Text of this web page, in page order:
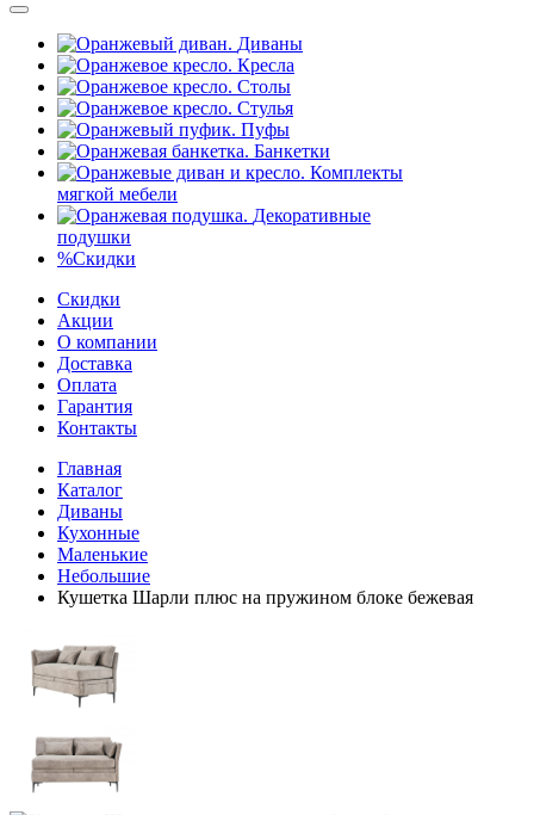
Диваны
Кресла
Столы
Стулья
Пуфы
Банкетки
Комплекты
мягкой мебели
Декоративные
подушки
%Скидки
Скидки
Акции
О компании
Доставка
Оплата
Гарантия
Контакты
Главная
Каталог
Диваны
Кухонные
Маленькие
Небольшие
Кушетка Шарли плюс на пружином блоке бежевая